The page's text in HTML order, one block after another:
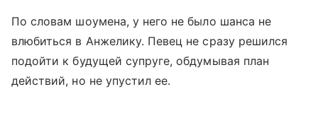
По словам шоумена, у него не было шанса не
влюбиться в Анжелику. Певец не сразу решился
подойти к будущей супруге, обдумывая план
действий, но не упустил ее.